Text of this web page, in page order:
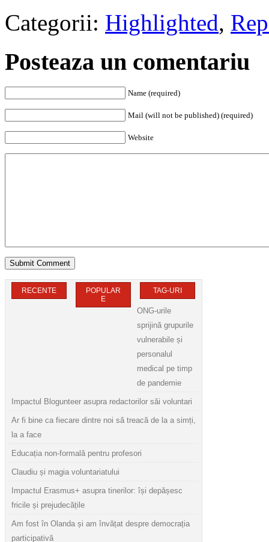
Categorii: Highlighted,
Posteaza un comentariu
Name (required)
Mail (will not be published) (required)
Website
RECENTE
POPULAR
E
TAG-URI
ONG-urile
sprijină grupurile
vulnerabile și
personalul
medical pe timp
de pandemie
Impactul Blogunteer asupra redactorilor săi voluntari
Ar fi bine ca fiecare dintre noi să treacă de la a simți,
la a face
Educația non-formală pentru profesori
Claudiu și magia voluntariatului
Impactul Erasmus+ asupra tinerilor: își depășesc
fricile și prejudecățile
Am fost în Olanda și am învățat despre democrația
participativă